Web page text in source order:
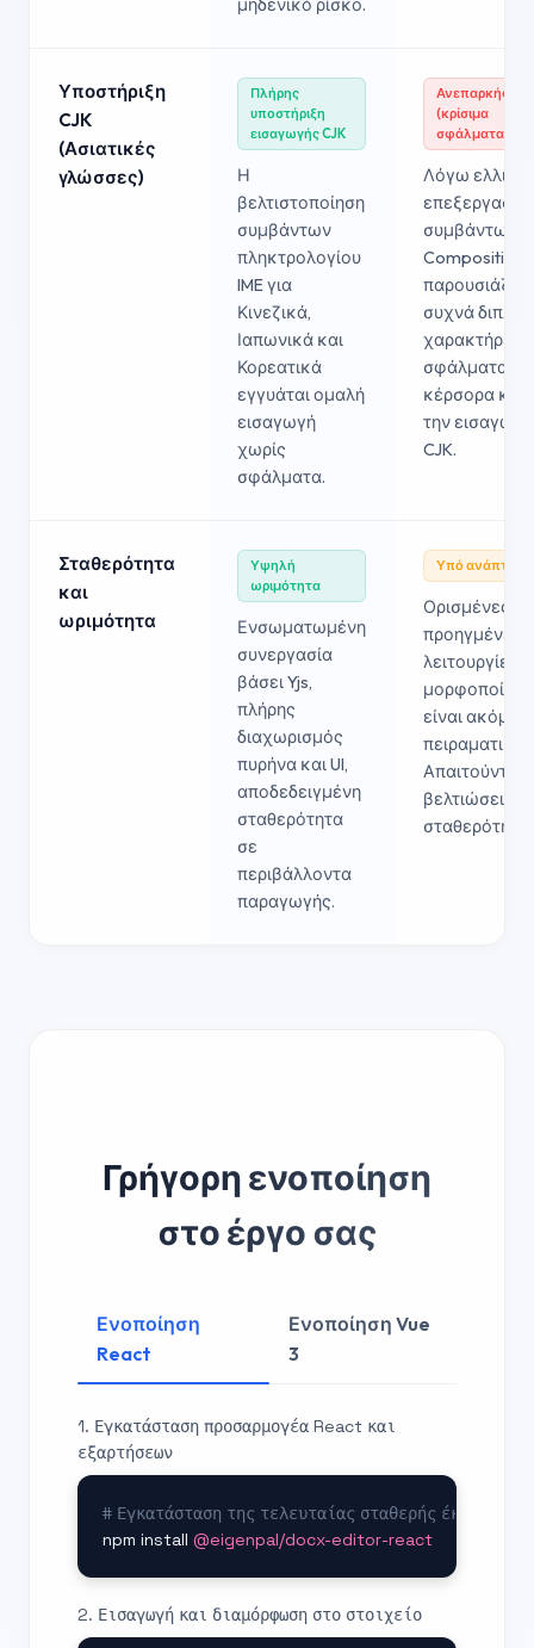
μηδενικό ρίσκο.
Υποστήριξη
CJK
(Ασιατικές
γλώσσες)
Πλήρης
υποστήριξη
εισαγωγής CJK
Η
βελτιστοποίηση
συμβάντων
πληκτρολογίου
IME για
Κινεζικά,
Ιαπωνικά και
Κορεατικά
εγγυάται ομαλή
εισαγωγή
χωρίς
σφάλματα.
Ανεπαρκής
(κρίσιμα
σφάλματα)
Λόγω
συμβάντων
Composition,
συχνά διπλοί
χαρακτήρες
σφάλματα
κέρσορα
την εισαγωγή
CJK.
Σταθερότητα
και
ωριμότητα
Υψηλή
ωριμότητα
Ενσωματωμένη
συνεργασία
βάσει Yjs,
πλήρης
διαχωρισμός
πυρήνα και UI,
αποδεδειγμένη
σταθερότητα
σε
περιβάλλοντα
παραγωγής.
Υπό ανάπτυξη
Ορισμένες
προηγμένες
λειτουργίες
είναι ακόμη
Απαιτούνται
βελτιώσεις
Γρήγορη ενοποίηση
στο έργο σας
Ενοποίηση
React
Ενοποίηση Vue
3
1. Εγκατάσταση προσαρμογέα React και
εξαρτήσεων
# Εγκατάσταση της τελευταίας σταθερής έκδοσης
npm install @eigenpal/docx-editor-react
2. Εισαγωγή και διαμόρφωση στο στοιχείο